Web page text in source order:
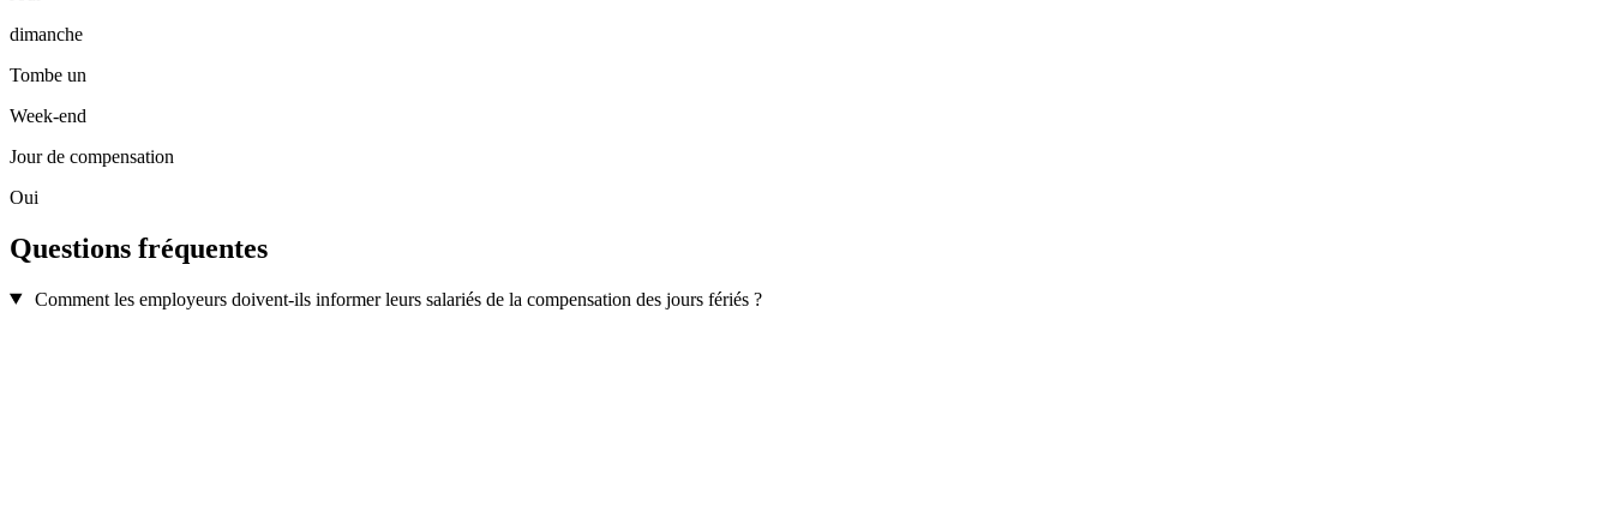
dimanche
Tombe un
Week-end
Jour de compensation
Oui
Questions fréquentes
Comment les employeurs doivent-ils informer leurs salariés de la compensation des jours fériés ?